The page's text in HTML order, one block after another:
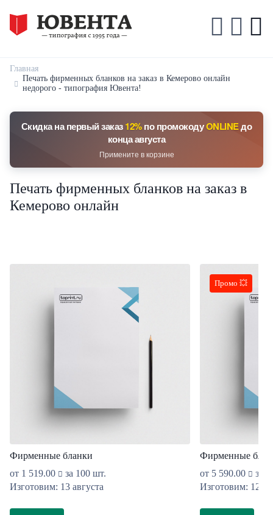
Главная
Печать фирменных бланков на заказ в Кемерово онлайн
недорого - типография Ювента!
Скидка на первый заказ12%по промокодуONLINEдо
конца августа
Примените в корзине
Печать фирменных бланков на заказ в
Кемерово онлайн
Фирменные бланки
от 1 519.00
за 100 шт.
Изготовим: 13 августа
Промо 💥
Фирменные
от 5 590.00
за
Изготовим: 12